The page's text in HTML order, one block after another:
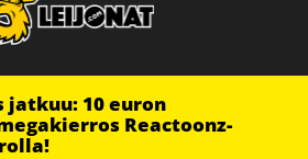
jatkuu: 10 euron
Reactoonz-